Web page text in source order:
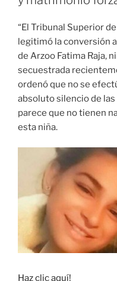
“El Tribunal Superior
legitimó la conversión
de Arzoo Fatima Raja,
secuestrada
ordenó que no se
absoluto silencio de
parece que no tienen
esta niña.
Haz clic aquí!